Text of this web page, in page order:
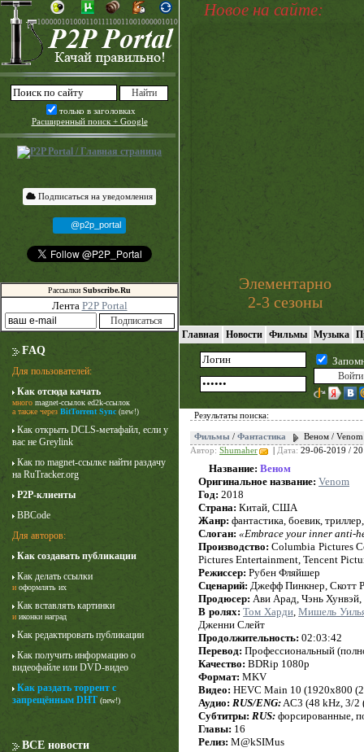
только в заголовках
Расширенный поиск + Google
Подписаться на уведомления
@p2p_portal
Рассылки Subscribe.Ru
Лента P2P Portal
FAQ
Для пользователей:
Как отсюда качать
много magnet-ссылок ed2k-ссылок
а также через BitTorrent Sync (new!)
Как открыть DCLS-метафайл, если у
вас не Greylink
Как по magnet-ссылке найти раздачу
на RuTracker.org
P2P-клиенты
BBCode
Для авторов:
Как создавать публикации
Как делать ссылки
и оформлять их
Как вставлять картинки
и иконки наград
Как редактировать публикации
Как получить информацию о
видеофайле или DVD-видео
Как раздать торрент с
запрещённым DHT (new!)
ВСЕ новости
Новое на сайте:
Элементарно
2-3 сезоны
Карточный домик
3 сезон
Главная Новости Фильмы Музыка
Результаты поиска:
Фильмы / Фантастика
Веном /
Автор: Shumaher Дата: 29-06-2019 /
Название: Веном
Оригинальное название: Venom
Год: 2018
Страна: Китай, США
Жанр: фантастика, боевик,
Слоган: «Embrace your inner anti-
Производство: Columbia Pictures
Pictures Entertainment, Tencent
Режиссер: Рубен Фляйшер
Сценарий: Джефф Пинкнер, Скотт
Продюсер: Ави Арад, Чэнь
В ролях: Том Харди,Мишель
Дженни Слейт
Продолжительность: 02:03:42
Перевод: Профессиональный
Качество: BDRip 1080p
Формат: MKV
Видео: HEVC Main 10 (1920x800
Аудио: RUS/ENG:AC3 (48 kHz, 3/2
Субтитры: RUS: форсированные,
Главы: 16
Релиз: M@kSIMus